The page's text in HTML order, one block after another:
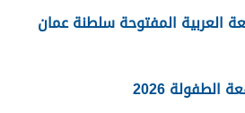
العربية المفتوحة سلطنة عمان
2026